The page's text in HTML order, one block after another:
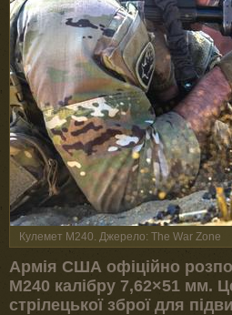
Кулемет M240. Джерело: The War Zone
Армія США офіційно
M240 калібру 7,62×51 мм.
стрілецької зброї для